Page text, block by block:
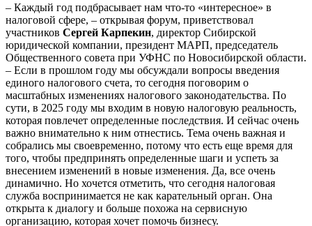
– Каждый год подбрасывает нам что-то «интересное» в
налоговой сфере, – открывая форум, приветствовал
участников Сергей Карпекин, директор Сибирской
юридической компании, президент МАРП, председатель
Общественного совета при УФНС по Новосибирской области.
– Если в прошлом году мы обсуждали вопросы введения
единого налогового счета, то сегодня поговорим о
масштабных изменениях налогового законодательства. По
сути, в 2025 году мы входим в новую налоговую реальность,
которая повлечет определенные последствия. И сейчас очень
важно внимательно к ним отнестись. Тема очень важная и
собрались мы своевременно, потому что есть еще время для
того, чтобы предпринять определенные шаги и успеть за
внесением изменений в новые изменения. Да, все очень
динамично. Но хочется отметить, что сегодня налоговая
служба воспринимается не как карательный орган. Она
открыта к диалогу и больше похожа на сервисную
организацию, которая хочет помочь бизнесу.